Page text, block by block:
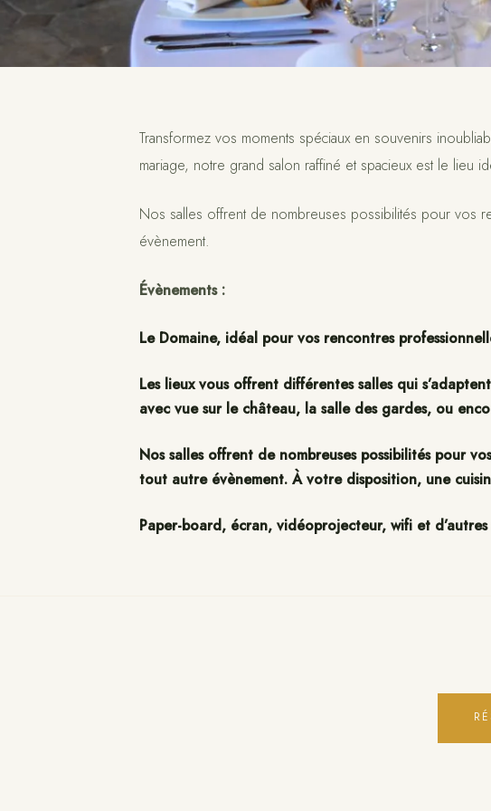
Transformez vos moments spéciaux en souvenirs
mariage, notre grand salon raffiné et spacieux est le lieu
Nos salles offrent de nombreuses possibilités pour vos
évènement.
Évènements :
Le Domaine, idéal pour vos rencontres
Les lieux vous offrent différentes salles qui
avec vue sur le château, la salle des gardes, ou
Nos salles offrent de nombreuses possibilités pour
tout autre évènement. À votre disposition, une
Paper-board, écran, vidéoprojecteur, wifi et